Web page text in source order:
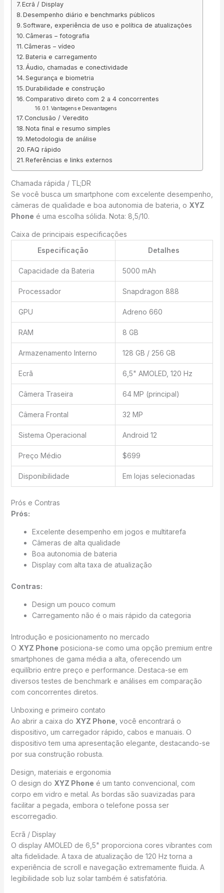
Ecrã / Display
Desempenho diário e benchmarks públicos
Software, experiência de uso e política de atualizações
Câmeras – fotografia
Câmeras – vídeo
Bateria e carregamento
Áudio, chamadas e conectividade
Segurança e biometria
Durabilidade e construção
Comparativo direto com 2 a 4 concorrentes
Vantagens e Desvantagens
Conclusão / Veredito
Nota final e resumo simples
Metodologia de análise
FAQ rápido
Referências e links externos
Chamada rápida / TL;DR
Se você busca um smartphone com excelente desempenho,
câmeras de qualidade e boa autonomia de bateria, o XYZ
Phone é uma escolha sólida. Nota: 8,5/10.
Caixa de principais especificações
Especificação
Detalhes
Capacidade da Bateria 5000 mAh
Processador Snapdragon 888
GPU Adreno 660
RAM 8 GB
Armazenamento Interno 128 GB / 256 GB
Ecrã 6,5" AMOLED, 120 Hz
Câmera Traseira 64 MP (principal)
Câmera Frontal 32 MP
Sistema Operacional Android 12
Preço Médio $699
Disponibilidade Em lojas selecionadas
Prós e Contras
Prós:
Excelente desempenho em jogos e multitarefa
Câmeras de alta qualidade
Boa autonomia de bateria
Display com alta taxa de atualização
Contras:
Design um pouco comum
Carregamento não é o mais rápido da categoria
Introdução e posicionamento no mercado
O XYZ Phone posiciona-se como uma opção premium entre
smartphones de gama média a alta, oferecendo um
equilíbrio entre preço e performance. Destaca-se em
diversos testes de benchmark e análises em comparação
com concorrentes diretos.
Unboxing e primeiro contato
Ao abrir a caixa do XYZ Phone , você encontrará o
dispositivo, um carregador rápido, cabos e manuais. O
dispositivo tem uma apresentação elegante, destacando-se
por sua construção robusta.
Design, materiais e ergonomia
O design do XYZ Phone é um tanto convencional, com
corpo em vidro e metal. As bordas são suavizadas para
facilitar a pegada, embora o telefone possa ser
escorregadio.
Ecrã / Display
O display AMOLED de 6,5" proporciona cores vibrantes com
alta fidelidade. A taxa de atualização de 120 Hz torna a
experiência de scroll e navegação extremamente fluida. A
legibilidade sob luz solar também é satisfatória.